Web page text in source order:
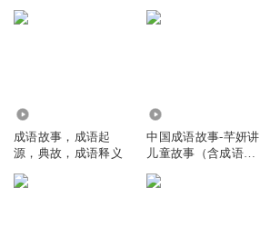
成语故事，成语起
源，典故，成语释义
中国成语故事-芊妍讲
儿童故事（含成语词